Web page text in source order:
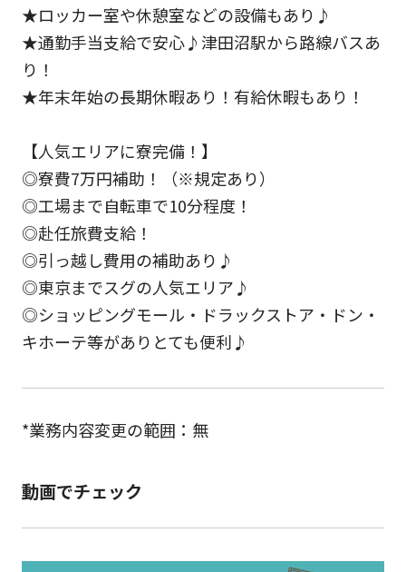
★ロッカー室や休憩室などの設備もあり♪
★通勤手当支給で安心♪津田沼駅から路線バスあ
り！
★年末年始の長期休暇あり！有給休暇もあり！
【人気エリアに寮完備！】
◎寮費7万円補助！（※規定あり）
◎工場まで自転車で10分程度！
◎赴任旅費支給！
◎引っ越し費用の補助あり♪
◎東京までスグの人気エリア♪
◎ショッピングモール・ドラックストア・ドン・
キホーテ等がありとても便利♪
*業務内容変更の範囲：無
動画でチェック